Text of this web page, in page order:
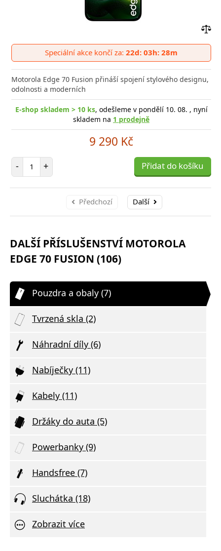
do
Speciální akce končí za: 22d: 03h: 28m
Motorola Edge 70 Fusion přináší spojení stylového designu,
odolnosti a moderních
E-shop skladem > 10 ks, odešleme v pondělí 10. 08. , nyní
skladem na 1 prodejně
9 290 Kč
- Počet položek
+ Přidat do košíku
Předchozí Další
DALŠÍ PŘÍSLUŠENSTVÍ MOTOROLA
EDGE 70 FUSION (106)
Pouzdra a obaly (7)
Tvrzená skla (2)
Náhradní díly (6)
Nabíječky (11)
Kabely (11)
Držáky do auta (5)
Powerbanky (9)
Handsfree (7)
Sluchátka (18)
Zobrazit více